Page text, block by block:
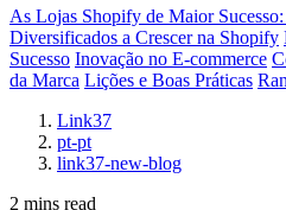
As Lojas Shopify de Maior
Diversificados a Crescer na Shopify
Sucesso Inovação no E-commerce
da Marca Lições e Boas Práticas
Link37
pt-pt
link37-new-blog
2 mins read